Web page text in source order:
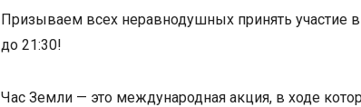
Призываем всех неравнодушных принять участие
до 21:30!
Час Земли — это международная акция, в ходе